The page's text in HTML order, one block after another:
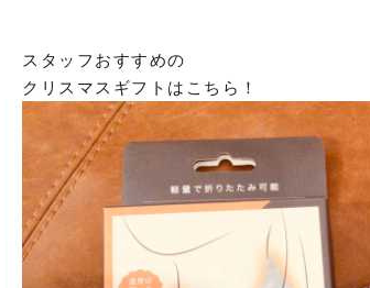
スタッフおすすめの
クリスマスギフトはこちら！